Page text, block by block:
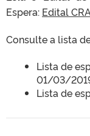
Espera: Edital
Consulte a lista
Lista de
01/03/
Lista de